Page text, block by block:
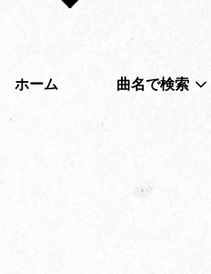
ホーム 曲名で検索